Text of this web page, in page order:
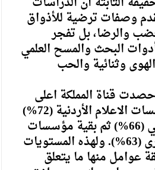
وصفات ترضية للأذواق
والرضا، بل تفجر
البحث والمسح العلمي
وثنائية والحب
قناة المملكة اعلى
مستوى ثقة في مؤسسات الاعلام الأردنية (72%)
يليها التلفزيون الأردني (66%) ثم بقية مؤسسات
الاعلام الأردنية الأخرى (63%). ولهذه المستويات
عوامل منها ما يتعلق